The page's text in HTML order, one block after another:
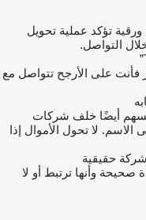
تؤكد عملية تحويل
التواصل.
فأنت على الأرجح تتواصل مع
أيضًا خلف شركات
لا تحول الأموال إذا
شركة حقيقية
صحيحة وأنها ترتبط أو لا